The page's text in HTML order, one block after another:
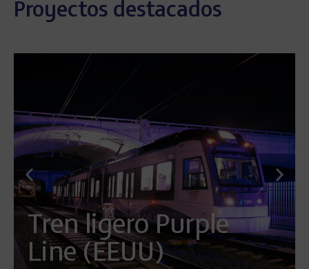
Proyectos destacados
Tren ligero Purple
Line (EEUU)